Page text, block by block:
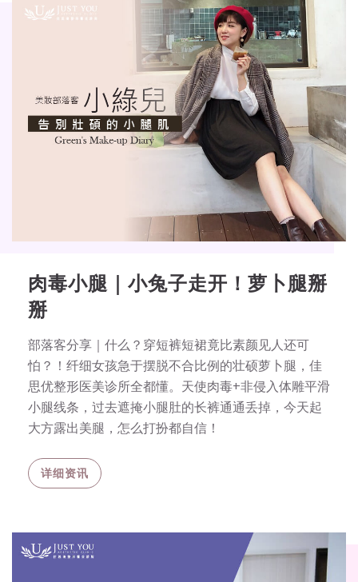
肉毒小腿｜小兔子走开！萝卜腿掰
掰
部落客分享｜什么？穿短裤短裙竟比素颜见人还可
怕？！纤细女孩急于摆脱不合比例的壮硕萝卜腿，佳
思优整形医美诊所全都懂。天使肉毒+非侵入体雕平滑
小腿线条，过去遮掩小腿肚的长裤通通丢掉，今天起
大方露出美腿，怎么打扮都自信！
详细资讯